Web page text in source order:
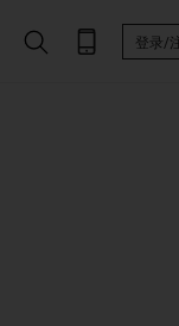
登录/